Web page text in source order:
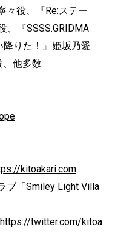
々役、『Re:ステー
、『SSSS.GRIDMA
降りた！』姫坂乃愛
他多数
kitoakari.com
ブ「Smiley Light Villa
https://twitter.com/kitoa